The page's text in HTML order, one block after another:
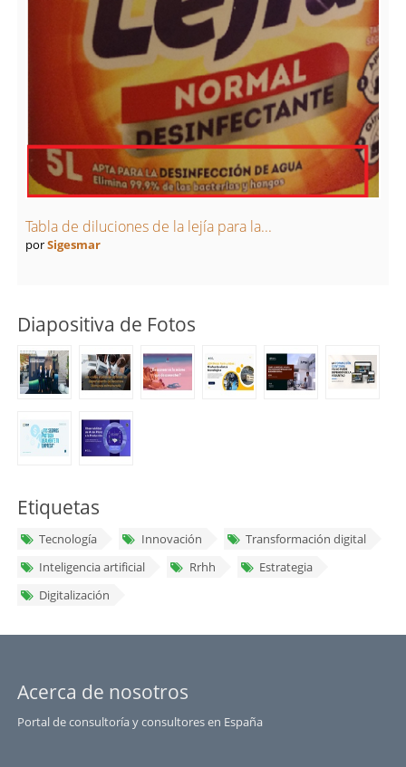
Tabla de diluciones de la lejía para la...
porSigesmar
Diapositiva de Fotos
Etiquetas
Tecnología Innovación
Transformación digital
Inteligencia artificial
Rrhh
Estrategia
Digitalización
Acerca de nosotros
Portal de consultoría y consultores en España